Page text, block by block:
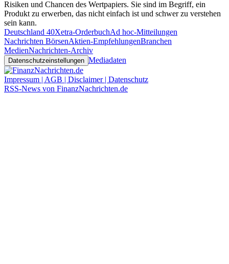
Risiken und Chancen des Wertpapiers. Sie sind im Begriff, ein
Produkt zu erwerben, das nicht einfach ist und schwer zu verstehen
sein kann.
Deutschland 40Xetra-OrderbuchAd hoc-Mitteilungen
Nachrichten BörsenAktien-EmpfehlungenBranchen
MedienNachrichten-Archiv
Datenschutzeinstellungen Mediadaten
Impressum | AGB | Disclaimer | Datenschutz
RSS-News von FinanzNachrichten.de